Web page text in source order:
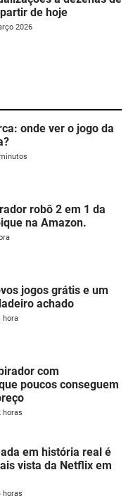
de hoje
2026
onde ver o jogo da
robô 2 em 1 da
na Amazon.
jogos grátis e um
achado
hora
com
poucos conseguem
horas
em história real é
vista da Netflix em
horas